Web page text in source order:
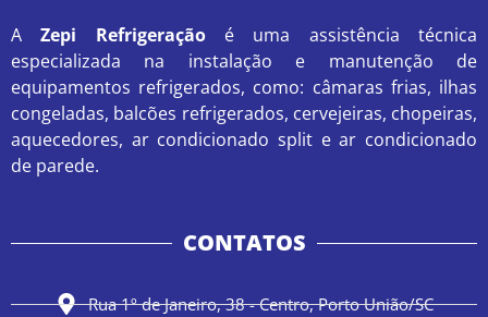
AZepi Refrigeraçãoé uma assistência técnica
especializada na instalação e manutenção de
equipamentos refrigerados, como: câmaras frias, ilhas
congeladas, balcões refrigerados, cervejeiras, chopeiras,
aquecedores, ar condicionado split e ar condicionado
de parede.
CONTATOS
Rua 1º de Janeiro, 38 - Centro, Porto União/SC